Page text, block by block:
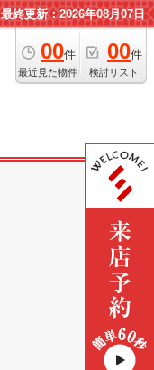
最終更新：2026年08月07日
00件
最近見た物件
00件
検討リスト